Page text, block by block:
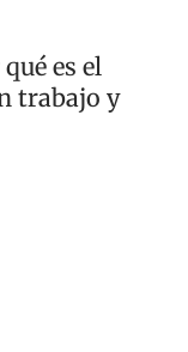
es el
trabajo y